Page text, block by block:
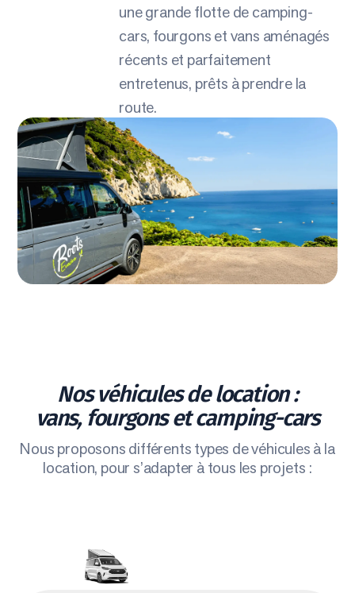
une grande flotte de camping-
cars, fourgons et vans aménagés
récents et parfaitement
entretenus, prêts à prendre la
route.
Nos véhicules de location :
vans, fourgons et camping-cars
Nous proposons différents types de véhicules à la
location, pour s’adapter à tous les projets :